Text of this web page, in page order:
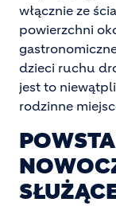
włącznie ze
powierzchni
dzieci ruchu
jest to
rodzinne